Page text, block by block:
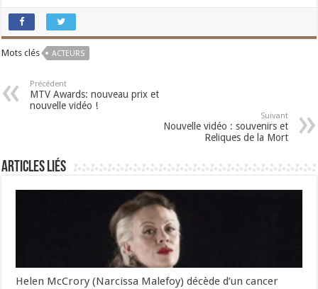
Mots clés ACTEURS
Précédent
MTV Awards: nouveau prix et
nouvelle vidéo !
Suivant
Nouvelle vidéo : souvenirs et
Reliques de la Mort
Articles liés
Helen McCrory (Narcissa Malefoy) décède d’un cancer